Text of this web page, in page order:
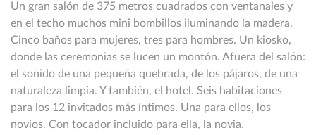
Un gran salón de 375 metros cuadrados con ventanales y
en el techo muchos mini bombillos iluminando la madera.
Cinco baños para mujeres, tres para hombres. Un kiosko,
donde las ceremonias se lucen un montón. Afuera del salón:
el sonido de una pequeña quebrada, de los pájaros, de una
naturaleza limpia. Y también, el hotel. Seis habitaciones
para los 12 invitados más íntimos. Una para ellos, los
novios. Con tocador incluido para ella, la novia.